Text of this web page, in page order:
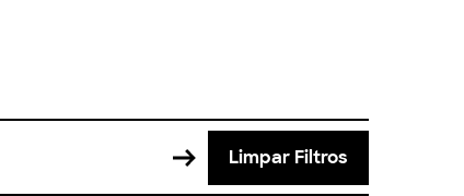
Limpar Filtros